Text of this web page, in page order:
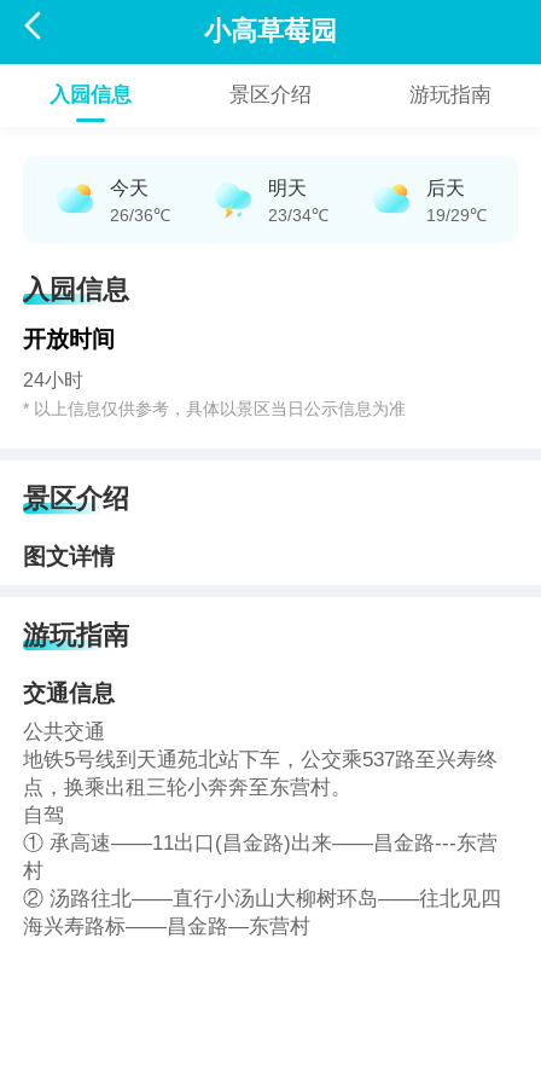
 小高草莓园
入园信息 景区介绍 游玩指南
今天
26/36℃
明天
23/34℃
后天
19/29℃
入园信息
开放时间
24小时
* 以上信息仅供参考，具体以景区当日公示信息为准
景区介绍
图文详情
游玩指南
交通信息
公共交通
地铁5号线到天通苑北站下车，公交乘537路至兴寿终
点，换乘出租三轮小奔奔至东营村。
自驾
① 承高速——11出口(昌金路)出来——昌金路---东营
村
② 汤路往北——直行小汤山大柳树环岛——往北见四
海兴寿路标——昌金路—东营村